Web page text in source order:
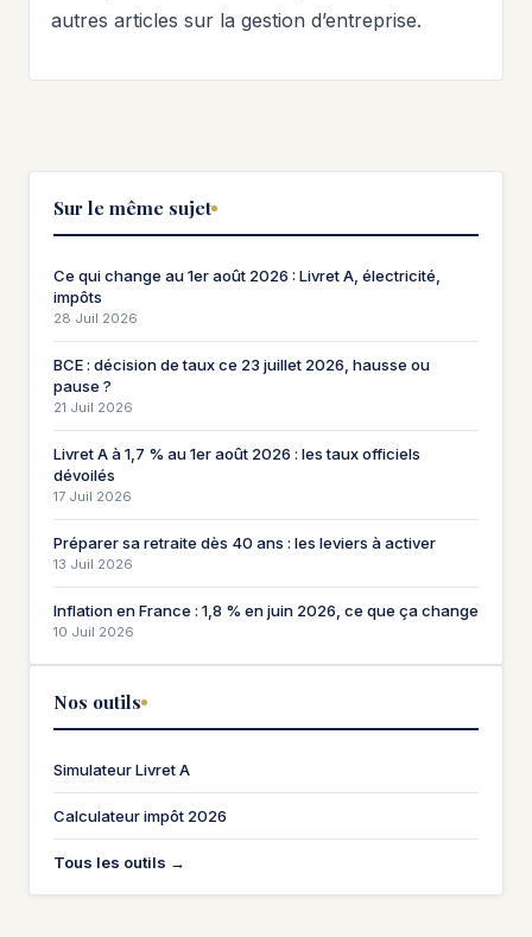
autres articles sur la gestion d’entreprise.
Sur le même sujet
Ce qui change au 1er août 2026 : Livret A, électricité,
impôts
28 Juil 2026
BCE : décision de taux ce 23 juillet 2026, hausse ou
pause ?
21 Juil 2026
Livret A à 1,7 % au 1er août 2026 : les taux officiels
dévoilés
17 Juil 2026
Préparer sa retraite dès 40 ans : les leviers à activer
13 Juil 2026
Inflation en France : 1,8 % en juin 2026, ce que ça change
10 Juil 2026
Nos outils
Simulateur Livret A
Calculateur impôt 2026
Tous les outils →